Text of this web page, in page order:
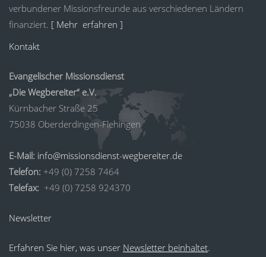
verbundener Missionsfreunde aus verschiedenen Ländern
finanziert. [ Mehr erfahren ]
Kontakt
Evangelischer Missionsdienst
„Die Wegbereiter“ e.V.
Kürnbacher Straße 25
75038 Oberderdingen-Flehingen
E-Mail: info@missionsdienst-wegbereiter.de
Telefon: +49 (0) 7258 7464
Telefax: +49 (0) 7258 924370
Newsletter
Erfahren Sie hier, was unser Newsletter beinhaltet.